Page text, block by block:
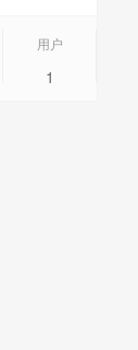
用户
1